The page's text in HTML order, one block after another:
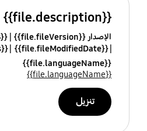
{{file.description}}
الإصدار {{file.fileVersion}}
{{file.fileSize}} MB
{{file.fileModifiedDate}}
{{file.osNames}}
{{file.languageName}}
{{file.languageName}}
تنزيل